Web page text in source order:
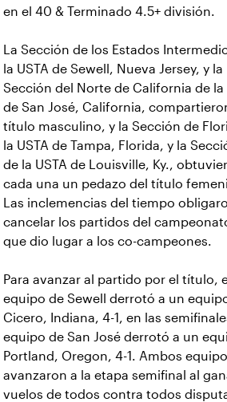
en el 40 & Terminado 4.5+ división.
La Sección de los Estados
la USTA de Sewell, Nueva Jersey, y la
Sección del Norte de California de la
de San José, California,
título masculino, y la Sección de
la USTA de Tampa, Florida, y la
de la USTA de Louisville, Ky.,
cada una un pedazo del título
Las inclemencias del tiempo
cancelar los partidos del
que dio lugar a los co-campeones.
Para avanzar al partido por el título,
equipo de Sewell derrotó a un
Cicero, Indiana, 4-1, en las
equipo de San José derrotó a un
Portland, Oregon, 4-1. Ambos
avanzaron a la etapa semifinal al
vuelos de todos contra todos